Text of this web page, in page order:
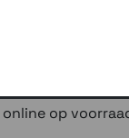
op